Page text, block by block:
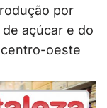
por
açúcar e do
oeste